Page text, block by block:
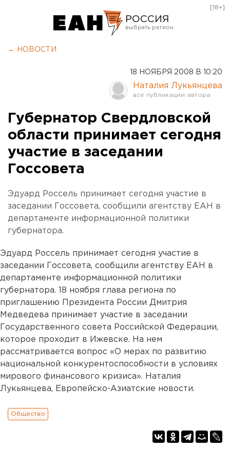
РОССИЯ
Оренбург
[18+]
← НОВОСТИ
18 НОЯБРЯ 2008 В 10:20
Наталия Лукьянцева
Губернатор Свердловской
области принимает сегодня
участие в заседании
Госсовета
Эдуард Россель принимает сегодня участие в
заседании Госсовета, сообщили агентству ЕАН в
департаменте информационной политики
губернатора.
Эдуард Россель принимает сегодня участие в
заседании Госсовета, сообщили агентству ЕАН в
департаменте информационной политики
губернатора. 18 ноября глава региона по
приглашению Президента России Дмитрия
Медведева принимает участие в заседании
Государственного совета Российской Федерации,
которое проходит в Ижевске. На нем
рассматривается вопрос «О мерах по развитию
национальной конкурентоспособности в условиях
мирового финансового кризиса». Наталия
Лукьянцева, Европейско-Азиатские новости.
Общество